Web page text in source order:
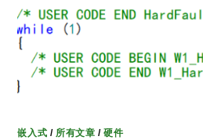
嵌入式 / 所有文章 /硬件